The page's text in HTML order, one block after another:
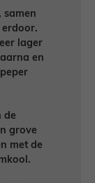
samen
erdoor.
lager
en
de
grove
met de